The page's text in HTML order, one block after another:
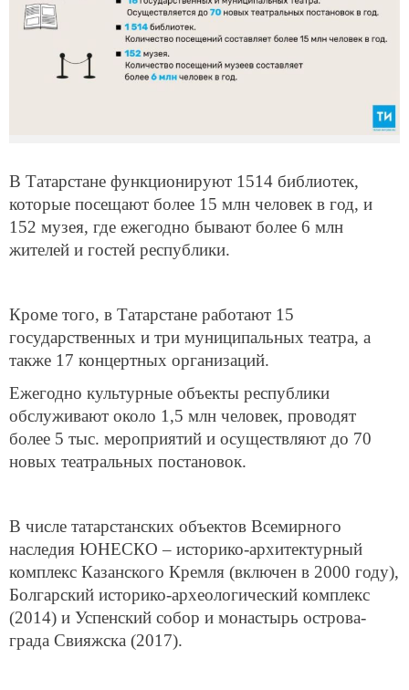
В Татарстане функционируют 1514 библиотек,
которые посещают более 15 млн человек в год, и
152 музея, где ежегодно бывают более 6 млн
жителей и гостей республики.
Кроме того, в Татарстане работают 15
государственных и три муниципальных театра, а
также 17 концертных организаций.
Ежегодно культурные объекты республики
обслуживают около 1,5 млн человек, проводят
более 5 тыс. мероприятий и осуществляют до 70
новых театральных постановок.
В числе татарстанских объектов Всемирного
наследия ЮНЕСКО – историко-архитектурный
комплекс Казанского Кремля (включен в 2000 году),
Болгарский историко-археологический комплекс
(2014) и Успенский собор и монастырь острова-
града Свияжска (2017).